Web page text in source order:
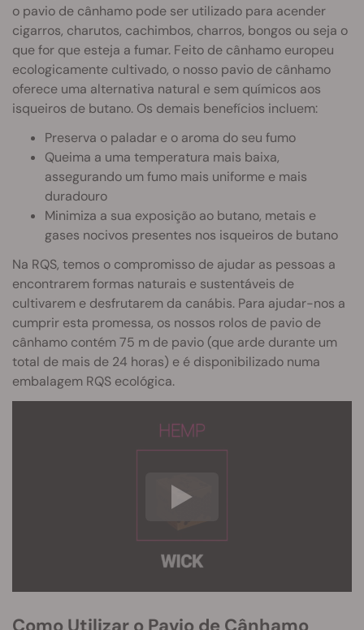
o pavio de cânhamo pode ser utilizado para acender
cigarros, charutos, cachimbos, charros, bongos ou seja o
que for que esteja a fumar. Feito de cânhamo europeu
ecologicamente cultivado, o nosso pavio de cânhamo
oferece uma alternativa natural e sem químicos aos
isqueiros de butano. Os demais benefícios incluem:
Preserva o paladar e o aroma do seu fumo
Queima a uma temperatura mais baixa,
assegurando um fumo mais uniforme e mais
duradouro
Minimiza a sua exposição ao butano, metais e
gases nocivos presentes nos isqueiros de butano
Na RQS, temos o compromisso de ajudar as pessoas a
encontrarem formas naturais e sustentáveis de
cultivarem e desfrutarem da canábis. Para ajudar-nos a
cumprir esta promessa, os nossos rolos de pavio de
cânhamo contém 75 m de pavio (que arde durante um
total de mais de 24 horas) e é disponibilizado numa
embalagem RQS ecológica.